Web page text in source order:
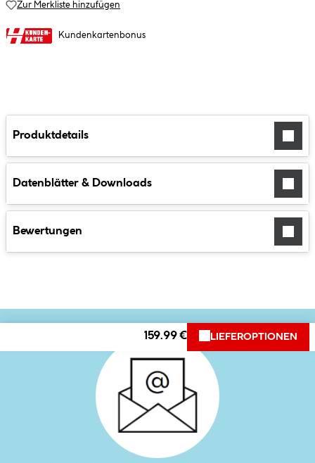
Zur Merkliste hinzufügen
Kundenkartenbonus
Produktdetails
Datenblätter & Downloads
Bewertungen
159.99 € LIEFEROPTIONEN